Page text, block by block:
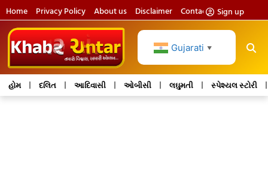
Home Privacy Policy About us Disclaimer Contact usSign up
Gujarati ▼
હોમ દલિત આદિવાસી ઓબીસી લઘુમતી સ્પેશ્યલ સ્ટોરી